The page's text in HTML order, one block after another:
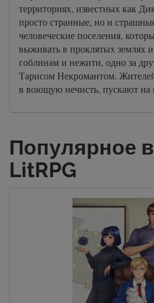
территориях, известных как
просто странные, но и
человеческие поселения,
выживать в проклятых землях
гоблинам и нежити, одно за
Тарисом Некромантом.
в воющую нечисть, пускают на
Популярное
LitRPG